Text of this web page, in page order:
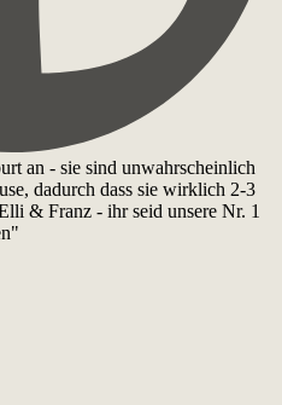
an - sie sind unwahrscheinlich
dadurch dass sie wirklich 2-3
& Franz - ihr seid unsere Nr. 1